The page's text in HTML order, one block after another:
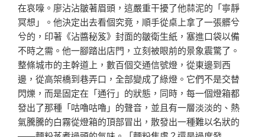
在哀嚎。廖沾沾皺著眉頭，這嚴重干擾了他蒜泥的「寧靜
冥想」。他決定出去看個究竟，順手從桌上拿了一張髒兮
兮的，印著《沾醬秘笈》封面的皺衛生紙，塞進口袋以備
不時之需。他一腳踏出店門，立刻被眼前的景象震驚了。
整條城市的主幹道上，數百個交通信號燈，從東邊到西
邊，從高架橋到巷弄口，全部變成了綠燈。它們不是交替
閃爍，而是固定在「通行」的狀態，同時，每一個燈箱都
發出了那種「咕嚕咕嚕」的聲音，並且有一層淡淡的、熱
氣騰騰的白霧從燈箱的頂部冒出，散發出一種難以名狀的